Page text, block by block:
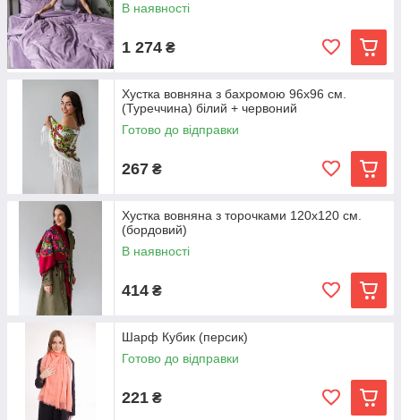
В наявності
1 274 ₴
Хустка вовняна з бахромою 96х96 см.
(Туреччина) білий + червоний
Готово до відправки
267 ₴
Хустка вовняна з торочками 120х120 см.
(бордовий)
В наявності
414 ₴
Шарф Кубик (персик)
Готово до відправки
221 ₴